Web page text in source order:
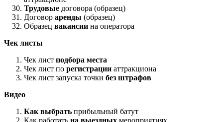
Трудовые договора (образец)
Договор аренды (образец)
Образец вакансии на оператора
Чек листы
Чек лист подбора места
Чек лист по регистрации аттракциона
Чек лист запуска точки без штрафов
Видео
Как выбрать прибыльный батут
Как работать на выездных мероприятиях